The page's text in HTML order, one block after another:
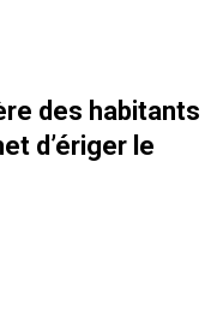
des habitants
d’ériger le